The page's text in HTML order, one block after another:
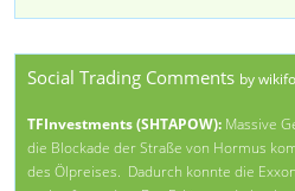
Social Trading Comments by
TFInvestments (SHTAPOW): Massive
die Blockade der Straße von Hormus
des Ölpreises. Dadurch konnte die